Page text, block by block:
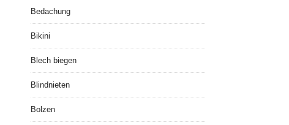
Bedachung
Bikini
Blech biegen
Blindnieten
Bolzen